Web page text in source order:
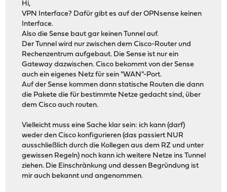
Hi,
VPN Interface? Dafür gibt es auf der OPNsense keinen
Interface.
Also die Sense baut gar keinen Tunnel auf.
Der Tunnel wird nur zwischen dem Cisco-Router und
Rechenzentrum aufgebaut. Die Sense ist nur ein
Gateway dazwischen. Cisco bekommt von der Sense
auch ein eigenes Netz für sein "WAN"-Port.
Auf der Sense kommen dann statische Routen die dann
die Pakete die für bestimmte Netze gedacht sind, über
dem Cisco auch routen.
Vielleicht muss eine Sache klar sein: ich kann (darf)
weder den Cisco konfigurieren (das passiert NUR
ausschließlich durch die Kollegen aus dem RZ und unter
gewissen Regeln) noch kann ich weitere Netze ins Tunnel
ziehen. Die Einschränkung und dessen Begründung ist
mir auch bekannt und angenommen.